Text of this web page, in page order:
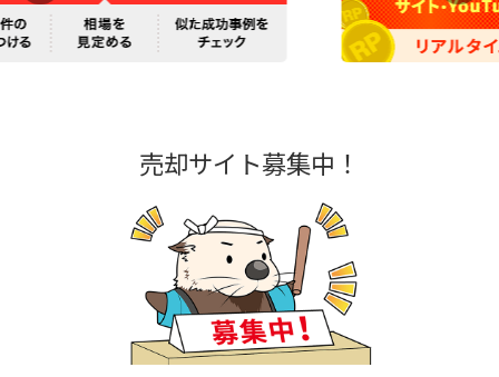
売却サイト募集中！